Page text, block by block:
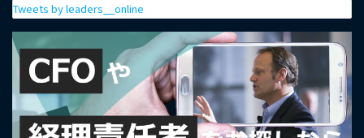
Tweets by leaders__online